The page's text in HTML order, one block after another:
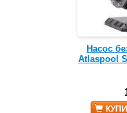
Насос
Atlaspool